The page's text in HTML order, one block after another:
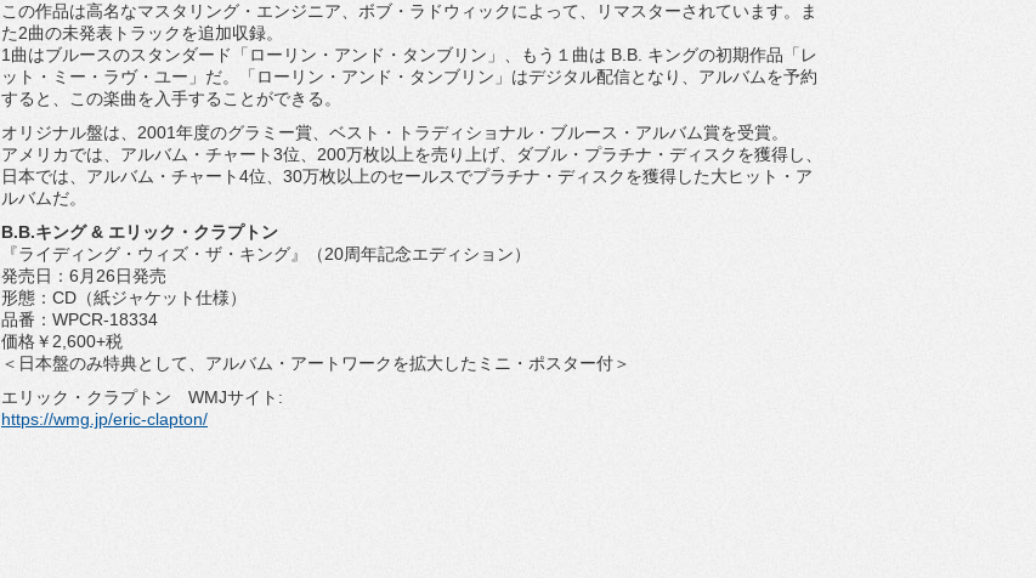
この作品は高名なマスタリング・エンジニア、ボブ・ラドウィックによって、リマスターされています。ま
た2曲の未発表トラックを追加収録。
1曲はブルースのスタンダード「ローリン・アンド・タンブリン」、もう１曲は B.B. キングの初期作品「レ
ット・ミー・ラヴ・ユー」だ。「ローリン・アンド・タンブリン」はデジタル配信となり、アルバムを予約
すると、この楽曲を入手することができる。
オリジナル盤は、2001年度のグラミー賞、ベスト・トラディショナル・ブルース・アルバム賞を受賞。
アメリカでは、アルバム・チャート3位、200万枚以上を売り上げ、ダブル・プラチナ・ディスクを獲得し、
日本では、アルバム・チャート4位、30万枚以上のセールスでプラチナ・ディスクを獲得した大ヒット・ア
ルバムだ。
B.B.キング & エリック・クラプトン
『ライディング・ウィズ・ザ・キング』（20周年記念エディション）
発売日：6月26日発売
形態：CD（紙ジャケット仕様）
品番：WPCR-18334
価格￥2,600+税
＜日本盤のみ特典として、アルバム・アートワークを拡大したミニ・ポスター付＞
エリック・クラプトン WMJサイト:
https://wmg.jp/eric-clapton/